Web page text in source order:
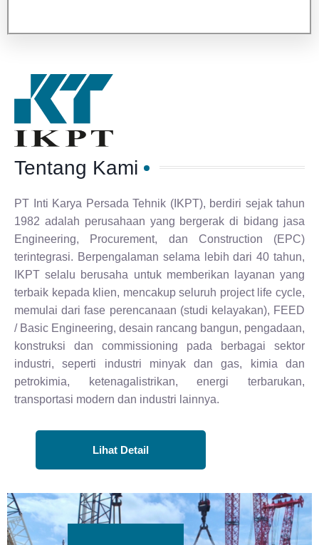
Tentang Kami
PT Inti Karya Persada Tehnik (IKPT), berdiri sejak tahun
1982 adalah perusahaan yang bergerak di bidang jasa
Engineering, Procurement, dan Construction (EPC)
terintegrasi. Berpengalaman selama lebih dari 40 tahun,
IKPT selalu berusaha untuk memberikan layanan yang
terbaik kepada klien, mencakup seluruh project life cycle,
memulai dari fase perencanaan (studi kelayakan), FEED
/ Basic Engineering, desain rancang bangun, pengadaan,
konstruksi dan commissioning pada berbagai sektor
industri, seperti industri minyak dan gas, kimia dan
petrokimia, ketenagalistrikan, energi terbarukan,
transportasi modern dan industri lainnya.
Lihat Detail